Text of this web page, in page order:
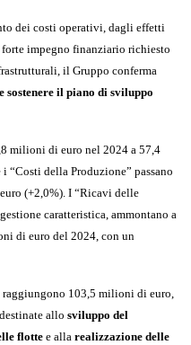
dei costi operativi, dagli effetti
impegno finanziario richiesto
il Gruppo conferma
il piano di sviluppo
milioni di euro nel 2024 a 57,4
della Produzione” passano
(+2,0%). I “Ricavi delle
caratteristica, ammontano a
di euro del 2024, con un
103,5 milioni di euro,
allo sviluppo del
flotte e alla realizzazione delle